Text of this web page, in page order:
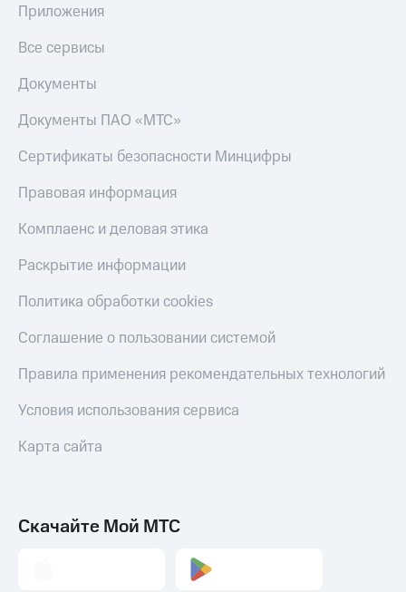
Приложения
Все сервисы
Документы
Документы ПАО «МТС»
Сертификаты безопасности Минцифры
Правовая информация
Комплаенс и деловая этика
Раскрытие информации
Политика обработки cookies
Соглашение о пользовании системой
Правила применения рекомендательных технологий
Условия использования сервиса
Карта сайта
Скачайте Мой МТС